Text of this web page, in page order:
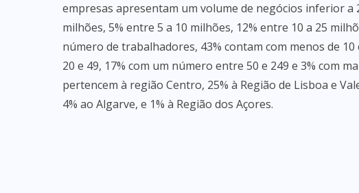
empresas apresentam um volume de negócios inferior a
milhões, 5% entre 5 a 10 milhões, 12% entre 10 a 25
número de trabalhadores, 43% contam com menos de
20 e 49, 17% com um número entre 50 e 249 e 3% com
pertencem à região Centro, 25% à Região de Lisboa e
4% ao Algarve, e 1% à Região dos Açores.